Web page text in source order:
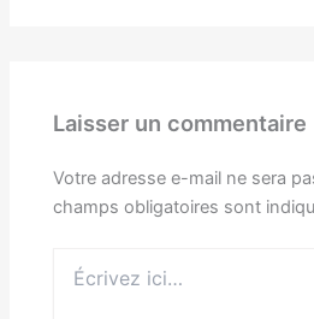
Laisser un commentaire
Votre adresse e-mail ne sera
champs obligatoires sont
ici…